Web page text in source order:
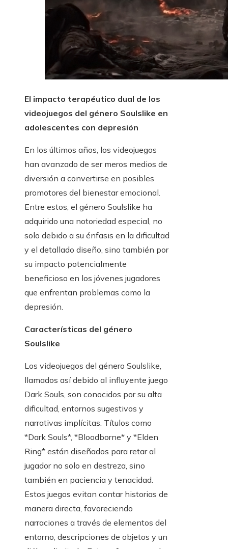
El impacto terapéutico dual de los
videojuegos del género Soulslike en
adolescentes con depresión
En los últimos años, los videojuegos
han avanzado de ser meros medios de
diversión a convertirse en posibles
promotores del bienestar emocional.
Entre estos, el género Soulslike ha
adquirido una notoriedad especial, no
solo debido a su énfasis en la dificultad
y el detallado diseño, sino también por
su impacto potencialmente
beneficioso en los jóvenes jugadores
que enfrentan problemas como la
depresión.
Características del género
Soulslike
Los videojuegos del género Soulslike,
llamados así debido al influyente juego
Dark Souls, son conocidos por su alta
dificultad, entornos sugestivos y
narrativas implícitas. Títulos como
*Dark Souls*, *Bloodborne* y *Elden
Ring* están diseñados para retar al
jugador no solo en destreza, sino
también en paciencia y tenacidad.
Estos juegos evitan contar historias de
manera directa, favoreciendo
narraciones a través de elementos del
entorno, descripciones de objetos y un